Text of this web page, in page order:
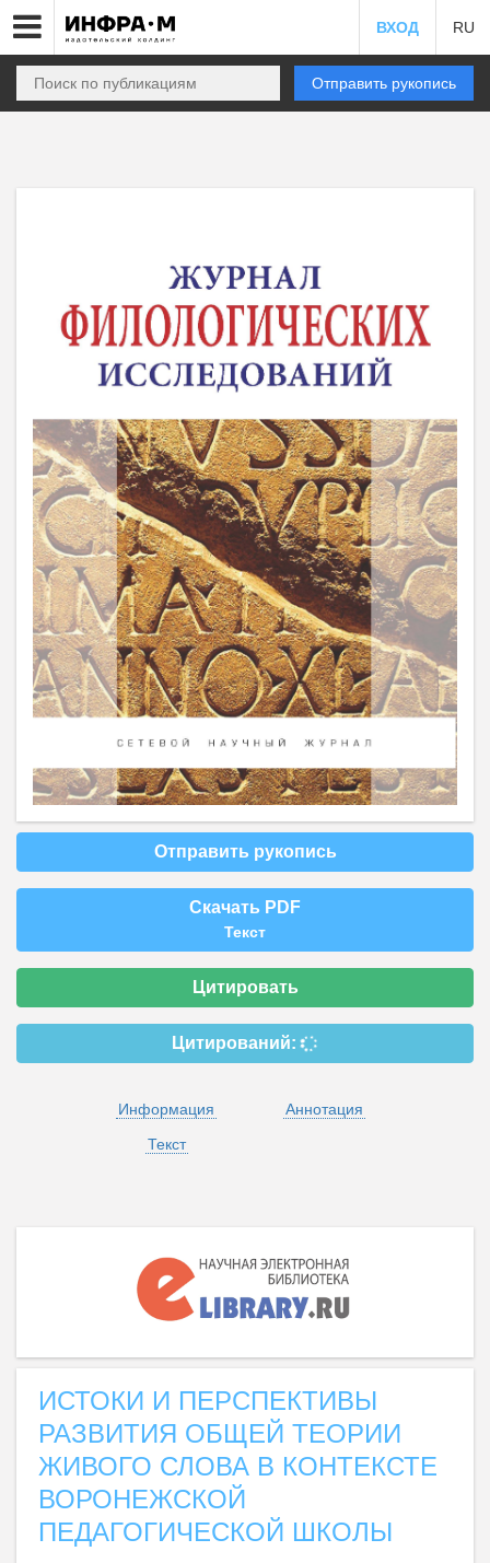
ВХОД RU
Отправить рукопись
Отправить рукопись
Скачать PDF
Текст
Цитировать
Цитирований:
Информация
Аннотация
Текст
ИСТОКИ И ПЕРСПЕКТИВЫ
РАЗВИТИЯ ОБЩЕЙ ТЕОРИИ
ЖИВОГО СЛОВА В КОНТЕКСТЕ
ВОРОНЕЖСКОЙ
ПЕДАГОГИЧЕСКОЙ ШКОЛЫ